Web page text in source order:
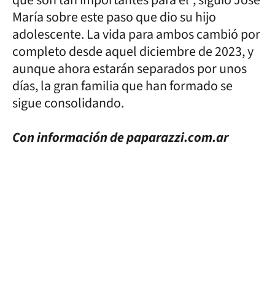
María sobre este paso que dio su hijo
adolescente. La vida para ambos cambió por
completo desde aquel diciembre de 2023, y
aunque ahora estarán separados por unos
días, la gran familia que han formado se
sigue consolidando.
Con información de paparazzi.com.ar